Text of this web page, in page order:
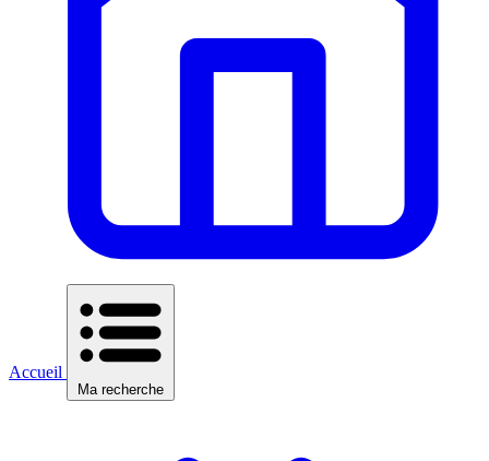
Accueil
Ma recherche